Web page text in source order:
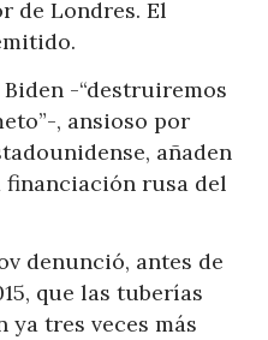
de Londres. El
-“destruiremos
, ansioso por
añaden
rusa del
denunció, antes de
que las tuberías
ya tres veces más